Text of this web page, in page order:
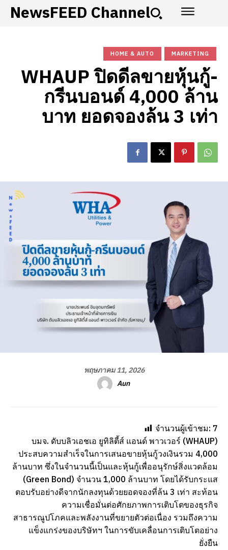
NewsFEED Channel
HOME & AUTO MARKETING
WHAUP ปิดดีลขายหุ้นกู้-
กรีนบอนด์ 4,000 ล้าน
บาท ยอดจองล้น 3 เท่า
พฤษภาคม 11, 2026
Aun
จำนวนผู้เข้าชม: 7
บมจ. ดับบลิวเอชเอ ยูทิลิตี้ส์ แอนด์ พาวเวอร์ (WHAUP)
ประสบความสำเร็จในการเสนอขายหุ้นกู้วงเงินรวม 4,000
ล้านบาท ซึ่งในจำนวนนี้เป็นและหุ้นกู้เพื่ออนุรักษ์สิ่งแวดล้อม
(Green Bond) จำนวน 1,000 ล้านบาท โดยได้รับกระแส
ตอบรับอย่างดีจากนักลงทุนด้วยยอดจองที่ล้น 3 เท่า สะท้อน
ความเชื่อมั่นต่อศักยภาพการเติบโตของธุรกิจ
สาธารณูปโภคและพลังงานที่ขยายตัวต่อเนื่อง รวมถึงความ
แข็งแกร่งของบริษัทฯ ในการขับเคลื่อนการเติบโตอย่าง
ยั่งยืน